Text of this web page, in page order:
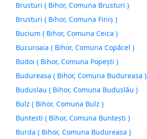
Brusturi ( Bihor, Comuna Brusturi )
Brusturi ( Bihor, Comuna Finiş )
Bucium ( Bihor, Comuna Ceica )
Bucuroaia ( Bihor, Comuna Copăcel )
Budoi ( Bihor, Comuna Popeşti )
Budureasa ( Bihor, Comuna Budureasa )
Buduslau ( Bihor, Comuna Buduslău )
Bulz ( Bihor, Comuna Bulz )
Buntesti ( Bihor, Comuna Bunteşti )
Burda ( Bihor, Comuna Budureasa )